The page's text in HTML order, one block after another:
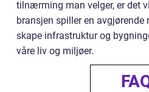
tilnærming man velger, er det
bransjen spiller en
skape infrastruktur og
våre liv og miljøer.